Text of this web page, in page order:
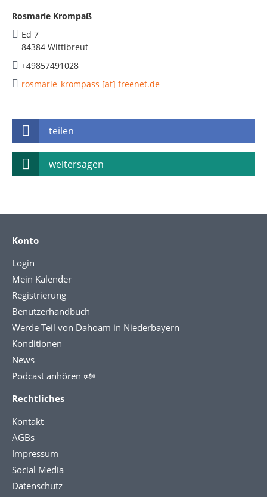
Rosmarie Krompaß
Ed 7
84384 Wittibreut
+49857491028
rosmarie_krompass [at] freenet.de
teilen
weitersagen
Konto
Login
Mein Kalender
Registrierung
Benutzerhandbuch
Werde Teil von Dahoam in Niederbayern
Konditionen
News
Podcast anhören 🕬
Rechtliches
Kontakt
AGBs
Impressum
Social Media
Datenschutz